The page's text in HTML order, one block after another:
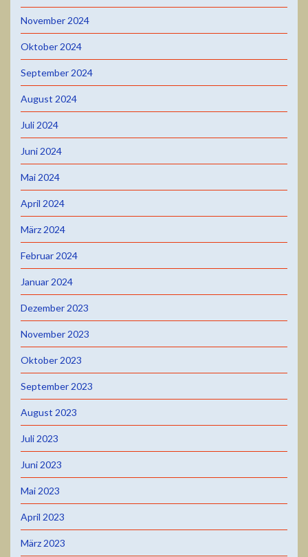
November 2024
Oktober 2024
September 2024
August 2024
Juli 2024
Juni 2024
Mai 2024
April 2024
März 2024
Februar 2024
Januar 2024
Dezember 2023
November 2023
Oktober 2023
September 2023
August 2023
Juli 2023
Juni 2023
Mai 2023
April 2023
März 2023